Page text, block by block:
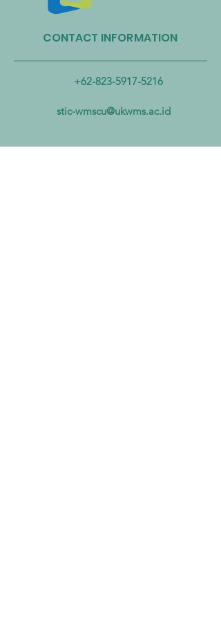
Taiwan Perkuat Kemitraan
Lintas Kementerian untuk
Mengatasi Pencemaran
hingga Laut
CONTACT INFORMATION
+62-823-5917-5216
stic-wmscu@ukwms.ac.id